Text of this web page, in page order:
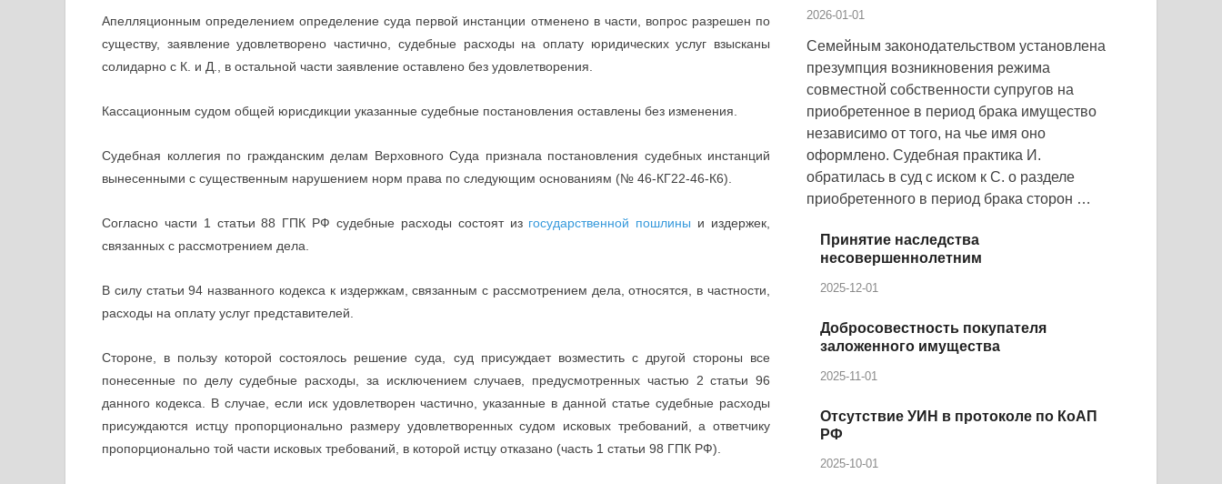
Апелляционным определением определение суда первой инстанции отменено в части, вопрос разрешен по
существу, заявление удовлетворено частично, судебные расходы на оплату юридических услуг взысканы
солидарно с К. и Д., в остальной части заявление оставлено без удовлетворения.
Кассационным судом общей юрисдикции указанные судебные постановления оставлены без изменения.
Судебная коллегия по гражданским делам Верховного Суда признала постановления судебных инстанций
вынесенными с существенным нарушением норм права по следующим основаниям (№ 46-КГ22-46-К6).
Согласно части 1 статьи 88 ГПК РФ судебные расходы состоят из государственной пошлины и издержек,
связанных с рассмотрением дела.
В силу статьи 94 названного кодекса к издержкам, связанным с рассмотрением дела, относятся, в частности,
расходы на оплату услуг представителей.
Стороне, в пользу которой состоялось решение суда, суд присуждает возместить с другой стороны все
понесенные по делу судебные расходы, за исключением случаев, предусмотренных частью 2 статьи 96
данного кодекса. В случае, если иск удовлетворен частично, указанные в данной статье судебные расходы
присуждаются истцу пропорционально размеру удовлетворенных судом исковых требований, а ответчику
пропорционально той части исковых требований, в которой истцу отказано (часть 1 статьи 98 ГПК РФ).
2026-01-01
Семейным законодательством установлена
презумпция возникновения режима
совместной собственности супругов на
приобретенное в период брака имущество
независимо от того, на чье имя оно
оформлено. Судебная практика И.
обратилась в суд с иском к С. о разделе
приобретенного в период брака сторон …
Принятие наследства
несовершеннолетним
2025-12-01
Добросовестность покупателя
заложенного имущества
2025-11-01
Отсутствие УИН в протоколе по КоАП
РФ
2025-10-01